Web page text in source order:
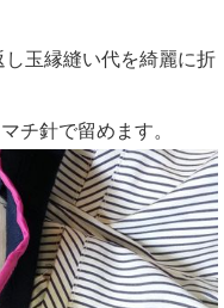
玉縁縫い代を綺麗に折
チ針で留めます。